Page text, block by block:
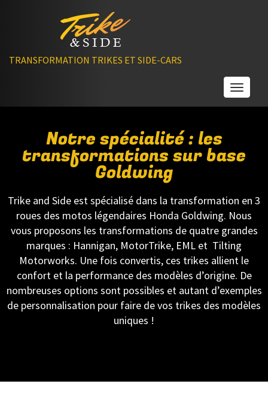
TRANSFORMATION TRIKES ET SIDE-CARS
Notre spécialité : les
transformations sur base
Goldwing
Trike and Side est spécialisé dans la transformation en 3
roues des motos légendaires Honda Goldwing. Nous
vous proposons les transformations de quatre grandes
marques : Hannigan, MotorTrike, EML et Tilting
Motorworks. Une fois convertis, ces trikes allient le
confort et la performance des modèles d’origine. De
nombreuses options sont possibles et autant d’exemples
de personnalisation pour faire de vos trikes des modèles
uniques !